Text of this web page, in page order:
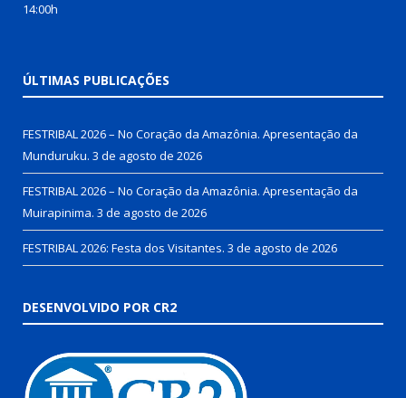
14:00h
ÚLTIMAS PUBLICAÇÕES
FESTRIBAL 2026 – No Coração da Amazônia. Apresentação da
Munduruku. 3 de agosto de 2026
FESTRIBAL 2026 – No Coração da Amazônia. Apresentação da
Muirapinima. 3 de agosto de 2026
FESTRIBAL 2026: Festa dos Visitantes. 3 de agosto de 2026
DESENVOLVIDO POR CR2